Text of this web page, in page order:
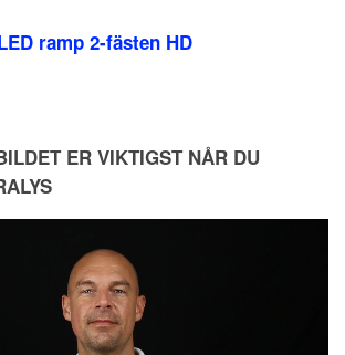
ramp 2-fästen HD
ER VIKTIGST NÅR DU